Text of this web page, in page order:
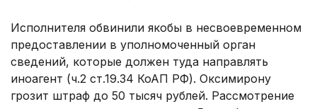
Исполнителя обвинили якобы в несвоевременном
предоставлении в уполномоченный орган
сведений, которые должен туда направлять
иноагент (ч.2 ст.19.34 КоАП РФ). Оксимирону
грозит штраф до 50 тысяч рублей. Рассмотрение